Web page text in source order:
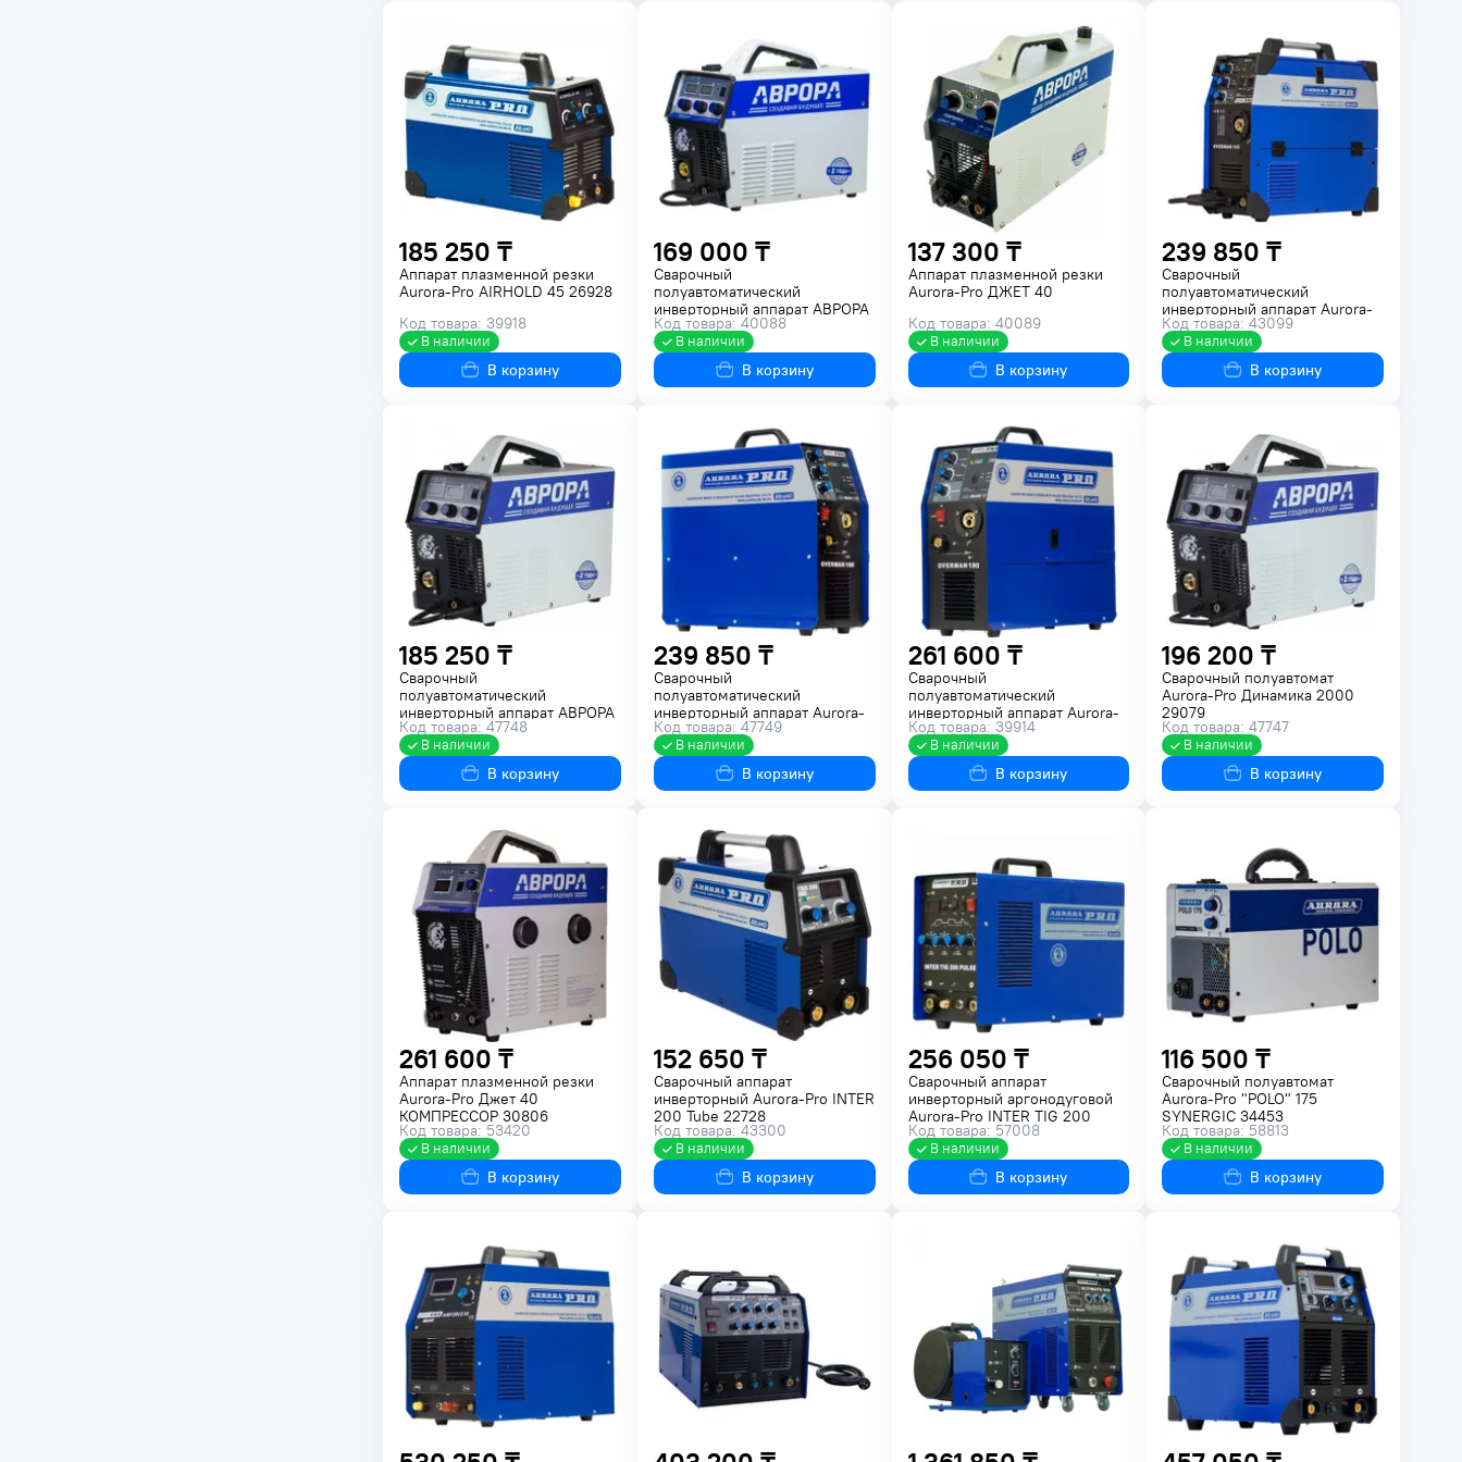
185 250 ₸
Аппарат плазменной резки
Aurora-Pro AIRHOLD 45 26928
Код товара: 39918
В наличии
В корзину
169 000 ₸
Сварочный
полуавтоматический
инверторный аппарат АВРОРА
ДИНАМИКА 1600 29077
Код товара: 40088
В наличии
В корзину
137 300 ₸
Аппарат плазменной резки
Aurora-Pro ДЖЕТ 40
Код товара: 40089
В наличии
В корзину
239 850 ₸
Сварочный
полуавтоматический
инверторный аппарат Aurora-
Pro OVERMAN 165 26642
Код товара: 43099
В наличии
В корзину
185 250 ₸
Сварочный
полуавтоматический
инверторный аппарат АВРОРА
ДИНАМИКА 1800 29078
Код товара: 47748
В наличии
В корзину
239 850 ₸
Сварочный
полуавтоматический
инверторный аппарат Aurora-
Pro OVERMAN 160 13710
Код товара: 47749
В наличии
В корзину
261 600 ₸
Сварочный
полуавтоматический
инверторный аппарат Aurora-
Pro OVERMAN 180 10041
Код товара: 39914
В наличии
В корзину
196 200 ₸
Сварочный полуавтомат
Aurora-Pro Динамика 2000
29079
Код товара: 47747
В наличии
В корзину
261 600 ₸
Аппарат плазменной резки
Aurora-Pro Джет 40
КОМПРЕССОР 30806
Код товара: 53420
В наличии
В корзину
152 650 ₸
Сварочный аппарат
инверторный Aurora-Pro INTER
200 Tube 22728
Код товара: 43300
В наличии
В корзину
256 050 ₸
Сварочный аппарат
инверторный аргонодуговой
Aurora-Pro INTER TIG 200
PULSE 10050
Код товара: 57008
В наличии
В корзину
116 500 ₸
Сварочный полуавтомат
Aurora-Pro "POLO" 175
SYNERGIC 34453
Код товара: 58813
В наличии
В корзину